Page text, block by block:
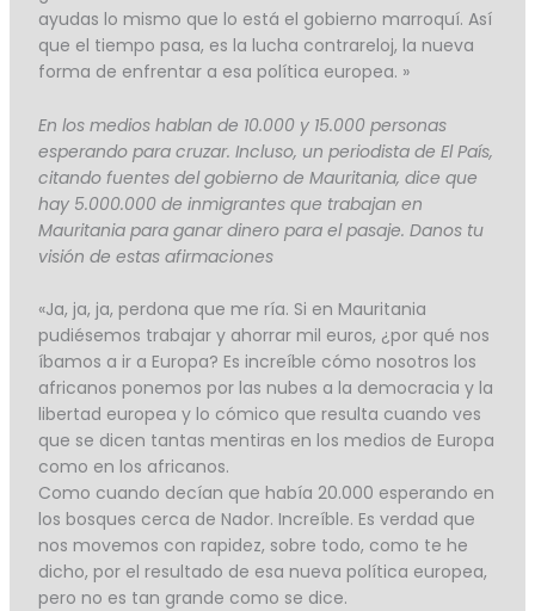
ayudas lo mismo que lo está el gobierno marroquí. Así
que el tiempo pasa, es la lucha contrareloj, la nueva
forma de enfrentar a esa política europea. »
En los medios hablan de 10.000 y 15.000 personas
esperando para cruzar. Incluso, un periodista de El País,
citando fuentes del gobierno de Mauritania, dice que
hay 5.000.000 de inmigrantes que trabajan en
Mauritania para ganar dinero para el pasaje. Danos tu
visión de estas afirmaciones
«Ja, ja, ja, perdona que me ría. Si en Mauritania
pudiésemos trabajar y ahorrar mil euros, ¿por qué nos
íbamos a ir a Europa? Es increíble cómo nosotros los
africanos ponemos por las nubes a la democracia y la
libertad europea y lo cómico que resulta cuando ves
que se dicen tantas mentiras en los medios de Europa
como en los africanos.
Como cuando decían que había 20.000 esperando en
los bosques cerca de Nador. Increíble. Es verdad que
nos movemos con rapidez, sobre todo, como te he
dicho, por el resultado de esa nueva política europea,
pero no es tan grande como se dice.